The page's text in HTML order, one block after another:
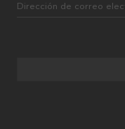
Dirección de correo